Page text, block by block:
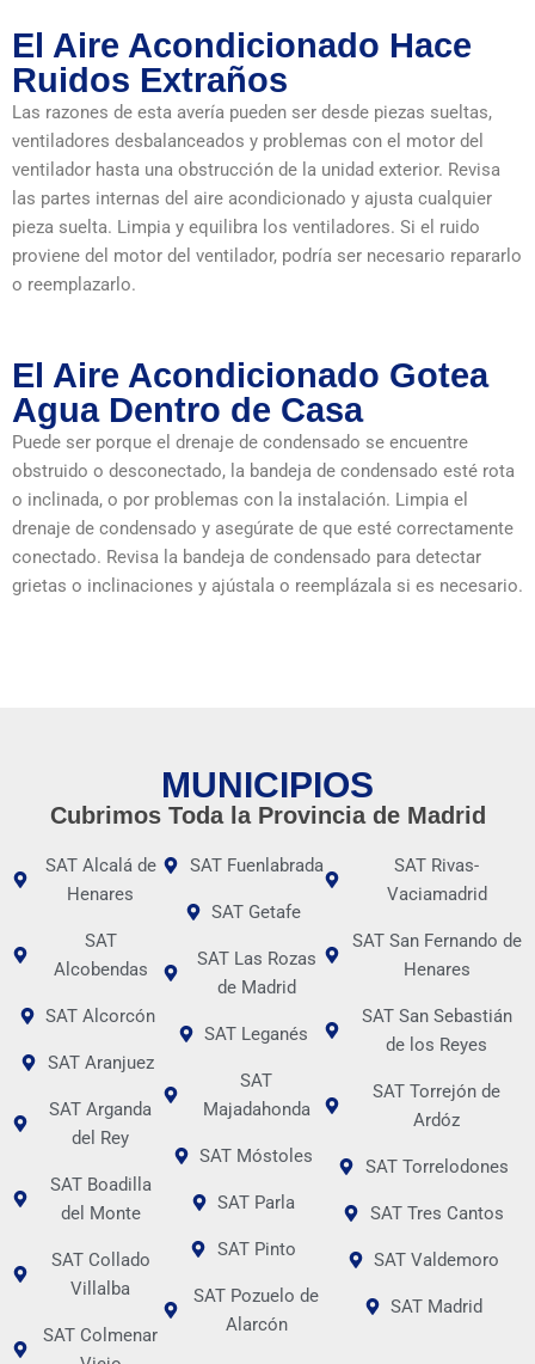
El Aire Acondicionado Hace
Ruidos Extraños
Las razones de esta avería pueden ser desde piezas sueltas,
ventiladores desbalanceados y problemas con el motor del
ventilador hasta una obstrucción de la unidad exterior. Revisa
las partes internas del aire acondicionado y ajusta cualquier
pieza suelta. Limpia y equilibra los ventiladores. Si el ruido
proviene del motor del ventilador, podría ser necesario repararlo
o reemplazarlo.
El Aire Acondicionado Gotea
Agua Dentro de Casa
Puede ser porque el drenaje de condensado se encuentre
obstruido o desconectado, la bandeja de condensado esté rota
o inclinada, o por problemas con la instalación. Limpia el
drenaje de condensado y asegúrate de que esté correctamente
conectado. Revisa la bandeja de condensado para detectar
grietas o inclinaciones y ajústala o reemplázala si es necesario.
MUNICIPIOS
Cubrimos Toda la Provincia de Madrid
SAT Alcalá de
Henares
SAT
Alcobendas
SAT Alcorcón
SAT Aranjuez
SAT Arganda
del Rey
SAT Boadilla
del Monte
SAT Collado
Villalba
SAT Colmenar
SAT Fuenlabrada
SAT Getafe
SAT Las Rozas
de Madrid
SAT Leganés
SAT
Majadahonda
SAT Móstoles
SAT Parla
SAT Pinto
SAT Pozuelo de
Alarcón
SAT Rivas-
Vaciamadrid
SAT San Fernando de
Henares
SAT San Sebastián
de los Reyes
SAT Torrejón de
Ardóz
SAT Torrelodones
SAT Tres Cantos
SAT Valdemoro
SAT Madrid